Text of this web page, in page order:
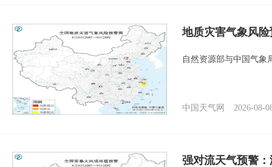
地质灾害气象风
自然资源部与中国气象
中国天气网 2026-08-
强对流天气预警